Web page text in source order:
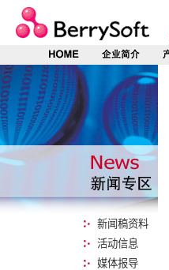
新闻稿资料
活动信息
媒体报导